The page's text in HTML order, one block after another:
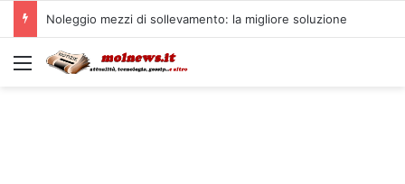
Noleggio mezzi di sollevamento: la migliore soluzione
Menu